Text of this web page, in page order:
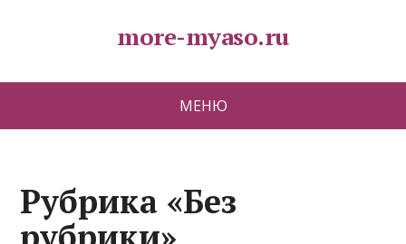
more-myaso.ru
МЕНЮ
Рубрика «Без